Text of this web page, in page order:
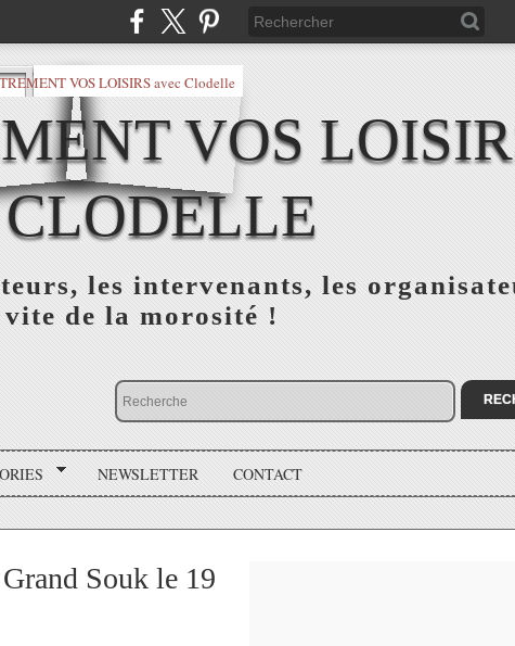
VOS
les intervenants, les
de la morosité !
NEWSLETTER CONTACT
Souk le 19